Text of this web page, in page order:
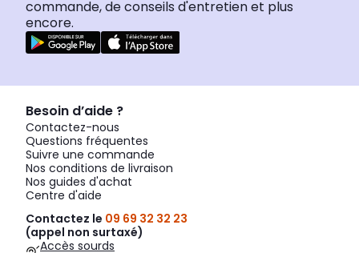
commande, de conseils d'entretien et plus
encore.
Besoin d’aide ?
Contactez-nous
Questions fréquentes
Suivre une commande
Nos conditions de livraison
Nos guides d'achat
Centre d'aide
Contactez le 09 69 32 32 23
(appel non surtaxé)
Accès sourds